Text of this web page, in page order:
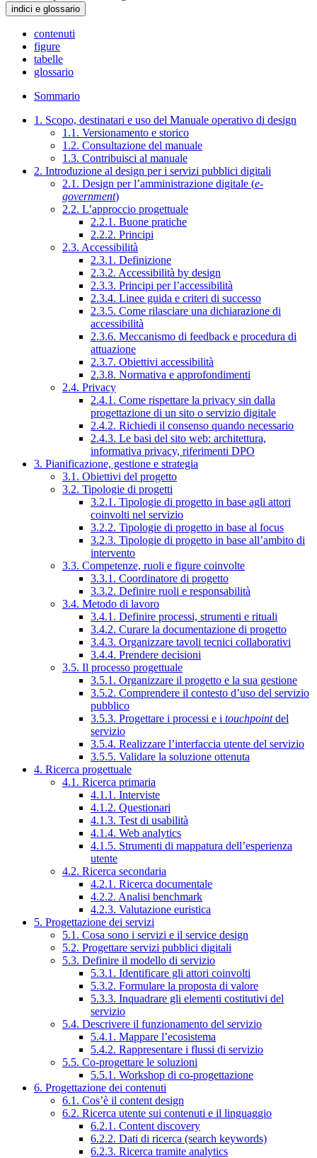
indici e glossario
contenuti
figure
tabelle
glossario
Sommario
1. Scopo, destinatari e uso del Manuale operativo di design
1.1. Versionamento e storico
1.2. Consultazione del manuale
1.3. Contribuisci al manuale
2. Introduzione al design per i servizi pubblici digitali
2.1. Design per l’amministrazione digitale (e-
government)
2.2. L’approccio progettuale
2.2.1. Buone pratiche
2.2.2. Principi
2.3. Accessibilità
2.3.1. Definizione
2.3.2. Accessibilità by design
2.3.3. Principi per l’accessibilità
2.3.4. Linee guida e criteri di successo
2.3.5. Come rilasciare una dichiarazione di
accessibilità
2.3.6. Meccanismo di feedback e procedura di
attuazione
2.3.7. Obiettivi accessibilità
2.3.8. Normativa e approfondimenti
2.4. Privacy
2.4.1. Come rispettare la privacy sin dalla
progettazione di un sito o servizio digitale
2.4.2. Richiedi il consenso quando necessario
2.4.3. Le basi del sito web: architettura,
informativa privacy, riferimenti DPO
3. Pianificazione, gestione e strategia
3.1. Obiettivi del progetto
3.2. Tipologie di progetti
3.2.1. Tipologie di progetto in base agli attori
coinvolti nel servizio
3.2.2. Tipologie di progetto in base al focus
3.2.3. Tipologie di progetto in base all’ambito di
intervento
3.3. Competenze, ruoli e figure coinvolte
3.3.1. Coordinatore di progetto
3.3.2. Definire ruoli e responsabilità
3.4. Metodo di lavoro
3.4.1. Definire processi, strumenti e rituali
3.4.2. Curare la documentazione di progetto
3.4.3. Organizzare tavoli tecnici collaborativi
3.4.4. Prendere decisioni
3.5. Il processo progettuale
3.5.1. Organizzare il progetto e la sua gestione
3.5.2. Comprendere il contesto d’uso del servizio
pubblico
3.5.3. Progettare i processi e i touchpointdel
servizio
3.5.4. Realizzare l’interfaccia utente del servizio
3.5.5. Validare la soluzione ottenuta
4. Ricerca progettuale
4.1. Ricerca primaria
4.1.1. Interviste
4.1.2. Questionari
4.1.3. Test di usabilità
4.1.4. Web analytics
4.1.5. Strumenti di mappatura dell’esperienza
utente
4.2. Ricerca secondaria
4.2.1. Ricerca documentale
4.2.2. Analisi benchmark
4.2.3. Valutazione euristica
5. Progettazione dei servizi
5.1. Cosa sono i servizi e il service design
5.2. Progettare servizi pubblici digitali
5.3. Definire il modello di servizio
5.3.1. Identificare gli attori coinvolti
5.3.2. Formulare la proposta di valore
5.3.3. Inquadrare gli elementi costitutivi del
servizio
5.4. Descrivere il funzionamento del servizio
5.4.1. Mappare l’ecosistema
5.4.2. Rappresentare i flussi di servizio
5.5. Co-progettare le soluzioni
5.5.1. Workshop di co-progettazione
6. Progettazione dei contenuti
6.1. Cos’è il content design
6.2. Ricerca utente sui contenuti e il linguaggio
6.2.1. Content discovery
6.2.2. Dati di ricerca (search keywords)
6.2.3. Ricerca tramite analytics